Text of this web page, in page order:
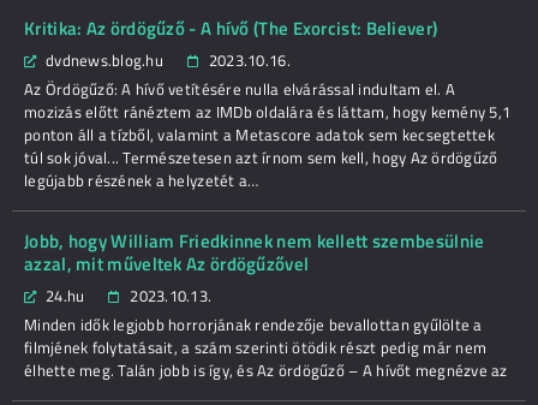
Kritika: Az ördögűző - A hívő (The Exorcist: Believer)
dvdnews.blog.hu
2023.10.16.
Az Ördögűző: A hívő vetítésére nulla elvárással indultam el. A
mozizás előtt ránéztem az IMDb oldalára és láttam, hogy kemény 5,1
ponton áll a tízből, valamint a Metascore adatok sem kecsegtettek
túl sok jóval... Természetesen azt írnom sem kell, hogy Az ördögűző
legújabb részének a helyzetét a…
Jobb, hogy William Friedkinnek nem kellett szembesülnie
azzal, mit műveltek Az ördögűzővel
24.hu
2023.10.13.
Minden idők legjobb horrorjának rendezője bevallottan gyűlölte a
filmjének folytatásait, a szám szerinti ötödik részt pedig már nem
élhette meg. Talán jobb is így, és Az ördögűző – A hívőt megnézve az